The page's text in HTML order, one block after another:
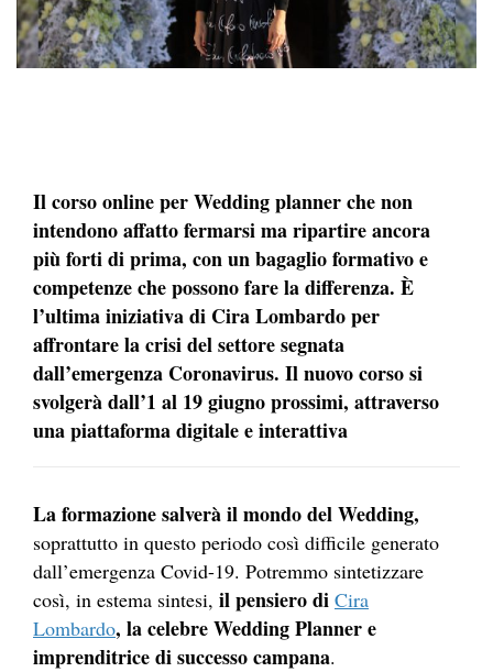
Il corso online per Wedding planner che non
intendono affatto fermarsi ma ripartire ancora
più forti di prima, con un bagaglio formativo e
competenze che possono fare la differenza. È
l’ultima iniziativa di Cira Lombardo per
affrontare la crisi del settore segnata
dall’emergenza Coronavirus. Il nuovo corso si
svolgerà dall’1 al 19 giugno prossimi, attraverso
una piattaforma digitale e interattiva
La formazione salverà il mondo del Wedding,
soprattutto in questo periodo così difficile generato
dall’emergenza Covid-19. Potremmo sintetizzare
così, in estema sintesi, il pensiero di Cira
Lombardo, la celebre Wedding Planner e
imprenditrice di successo campana.